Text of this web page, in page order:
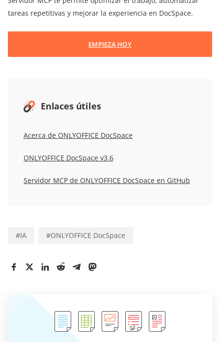
tareas repetitivas y mejorar la experiencia en DocSpace.
EMPIEZA HOY
Enlaces útiles
Acerca de ONLYOFFICE DocSpace
ONLYOFFICE DocSpace v3.6
Servidor MCP de ONLYOFFICE DocSpace en GitHub
#IA #ONLYOFFICE DocSpace